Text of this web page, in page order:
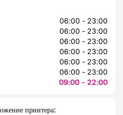
06:00 - 23:00
06:00 - 23:00
06:00 - 23:00
06:00 - 23:00
06:00 - 23:00
06:00 - 23:00
09:00 - 22:00
принтера: